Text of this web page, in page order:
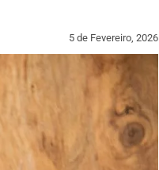
5 de Fevereiro, 2026